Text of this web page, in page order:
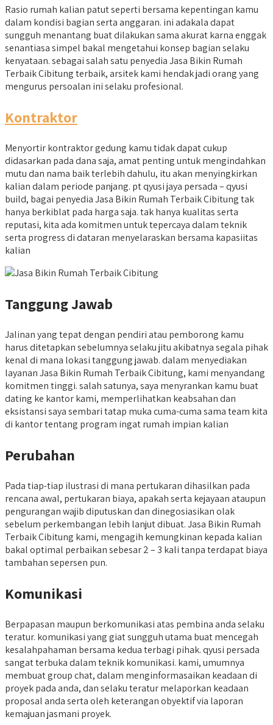
Rasio rumah kalian patut seperti bersama kepentingan kamu
dalam kondisi bagian serta anggaran. ini adakala dapat
sungguh menantang buat dilakukan sama akurat karna enggak
senantiasa simpel bakal mengetahui konsep bagian selaku
kenyataan. sebagai salah satu penyedia Jasa Bikin Rumah
Terbaik Cibitung terbaik, arsitek kami hendak jadi orang yang
mengurus persoalan ini selaku profesional.
Kontraktor
Menyortir kontraktor gedung kamu tidak dapat cukup
didasarkan pada dana saja, amat penting untuk mengindahkan
mutu dan nama baik terlebih dahulu, itu akan menyingkirkan
kalian dalam periode panjang. pt qyusi jaya persada – qyusi
build, bagai penyedia Jasa Bikin Rumah Terbaik Cibitung tak
hanya berkiblat pada harga saja. tak hanya kualitas serta
reputasi, kita ada komitmen untuk tepercaya dalam teknik
serta progress di dataran menyelaraskan bersama kapasiitas
kalian
Tanggung Jawab
Jalinan yang tepat dengan pendiri atau pemborong kamu
harus ditetapkan sebelumnya selaku jitu akibatnya segala pihak
kenal di mana lokasi tanggung jawab. dalam menyediakan
layanan Jasa Bikin Rumah Terbaik Cibitung, kami menyandang
komitmen tinggi. salah satunya, saya menyrankan kamu buat
dating ke kantor kami, memperlihatkan keabsahan dan
eksistansi saya sembari tatap muka cuma-cuma sama team kita
di kantor tentang program ingat rumah impian kalian
Perubahan
Pada tiap-tiap ilustrasi di mana pertukaran dihasilkan pada
rencana awal, pertukaran biaya, apakah serta kejayaan ataupun
pengurangan wajib diputuskan dan dinegosiasikan olak
sebelum perkembangan lebih lanjut dibuat. Jasa Bikin Rumah
Terbaik Cibitung kami, mengagih kemungkinan kepada kalian
bakal optimal perbaikan sebesar 2 – 3 kali tanpa terdapat biaya
tambahan sepersen pun.
Komunikasi
Berpapasan maupun berkomunikasi atas pembina anda selaku
teratur. komunikasi yang giat sungguh utama buat mencegah
kesalahpahaman bersama kedua terbagi pihak. qyusi persada
sangat terbuka dalam teknik komunikasi. kami, umumnya
membuat group chat, dalam menginformasaikan keadaan di
proyek pada anda, dan selaku teratur melaporkan keadaan
proposal anda serta oleh keterangan obyektif via laporan
kemajuan jasmani proyek.